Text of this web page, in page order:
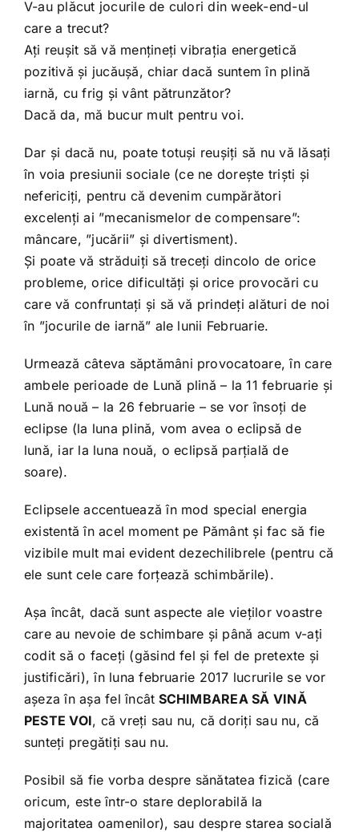
Shop
Tratamente naturale
Iubim fructele
V-au plăcut jocurile de culori din week-end-ul
care a trecut?
Ați reușit să vă mențineți vibrația energetică
pozitivă și jucăușă, chiar dacă suntem în plină
iarnă, cu frig și vânt pătrunzător?
Dacă da, mă bucur mult pentru voi.
Dar și dacă nu, poate totuși reușiți să nu vă lăsați
în voia presiunii sociale (ce ne dorește triști și
nefericiți, pentru că devenim cumpărători
excelenți ai ”mecanismelor de compensare”:
mâncare, ”jucării” și divertisment).
Și poate vă străduiți să treceți dincolo de orice
probleme, orice dificultăți și orice provocări cu
care vă confruntați și să vă prindeți alături de noi
în ”jocurile de iarnă” ale lunii Februarie.
Urmează câteva săptămâni provocatoare, în care
ambele perioade de Lună plină – la 11 februarie și
Lună nouă – la 26 februarie – se vor însoți de
eclipse (la luna plină, vom avea o eclipsă de
lună, iar la luna nouă, o eclipsă parțială de
soare).
Eclipsele accentuează în mod special energia
existentă în acel moment pe Pământ și fac să fie
vizibile mult mai evident dezechilibrele (pentru că
ele sunt cele care forțează schimbările).
Așa încât, dacă sunt aspecte ale vieților voastre
care au nevoie de schimbare și până acum v-ați
codit să o faceți (găsind fel și fel de pretexte și
justificări), în luna februarie 2017 lucrurile se vor
așeza în așa fel încât SCHIMBAREA SĂ VINĂ
PESTE VOI, că vreți sau nu, că doriți sau nu, că
sunteți pregătiți sau nu.
Posibil să fie vorba despre sănătatea fizică (care
oricum, este într-o stare deplorabilă la
majoritatea oamenilor), sau despre starea socială